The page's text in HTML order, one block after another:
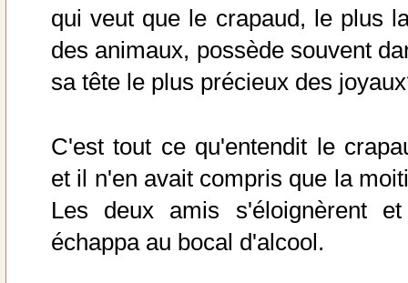
qui veut que le crapaud, le plus
des animaux, possède souvent
sa tête le plus précieux des
C'est tout ce qu'entendit le
et il n'en avait compris que la
Les deux amis s'éloignèrent
échappa au bocal d'alcool.